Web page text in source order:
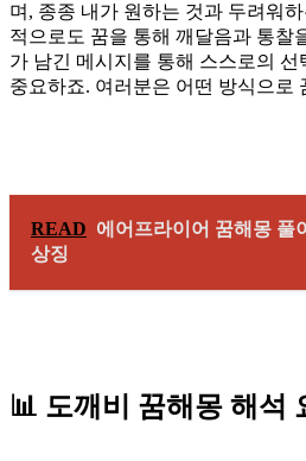
며, 종종 내가 원하는 것과 두려워
적으로도 꿈을 통해 깨달음과 통찰
가 남긴 메시지를 통해 스스로의
중요하죠. 여러분은 어떤 방식으로
READ 에어프라이어 꿈해몽 풀
상징
📊 도깨비 꿈해몽 해석